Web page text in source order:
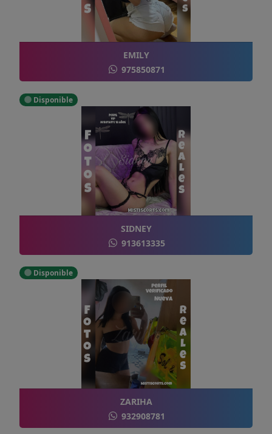
EMILY
975850871
Disponible
SIDNEY
913613335
Disponible
ZARIHA
932908781